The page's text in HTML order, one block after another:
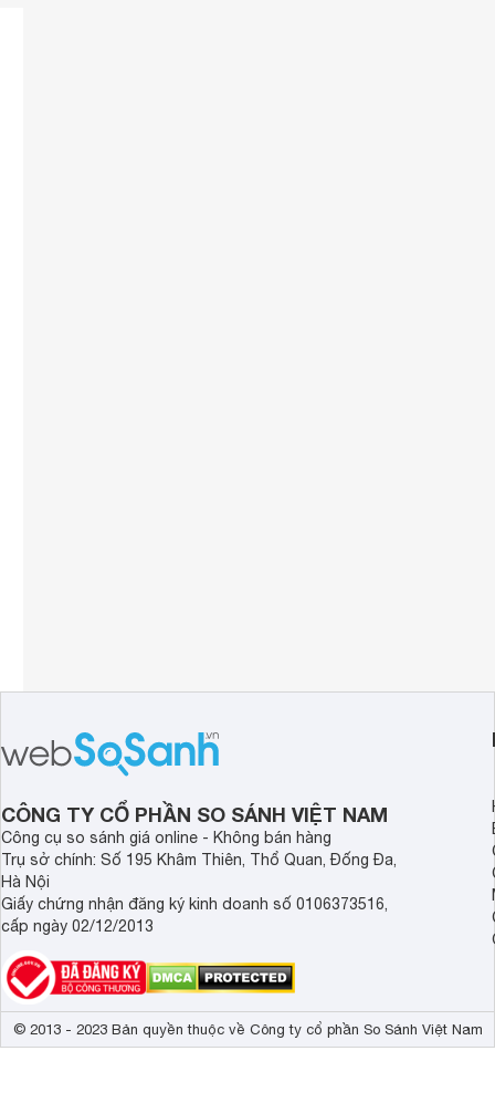
CÔNG TY CỔ PHẦN SO SÁNH VIỆT NAM
Công cụ so sánh giá online - Không bán hàng
Trụ sở chính: Số 195 Khâm Thiên, Thổ Quan, Đống Đa,
Hà Nội
Giấy chứng nhận đăng ký kinh doanh số 0106373516,
cấp ngày 02/12/2013
© 2013 - 2023 Bản quyền thuộc về Công ty cổ phần So Sánh Việt Nam